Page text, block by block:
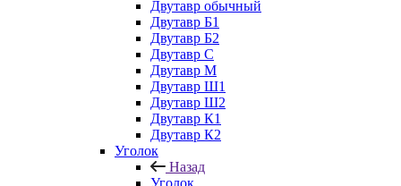
Двутавр обычный
Двутавр Б1
Двутавр Б2
Двутавр С
Двутавр М
Двутавр Ш1
Двутавр Ш2
Двутавр К1
Двутавр К2
Уголок
Назад
Уголок